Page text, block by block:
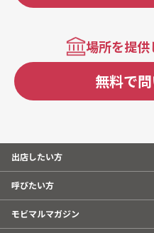
場所を提
無料で
出店したい方
呼びたい方
モビマルマガジン